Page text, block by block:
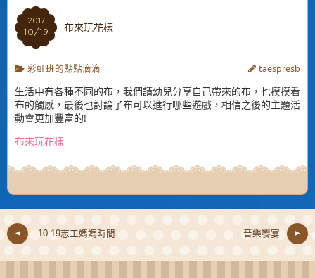
2017
10/19 布來玩花樣
彩虹班的點點滴滴 taespresb
生活中有各種不同的布，我們請幼兒分享自己帶來的布，也摸摸看
布的觸感，最後也討論了布可以進行哪些遊戲，相信之後的主題活
動會更加豐富的!
布來玩花樣
10.19志工媽媽時間 音樂饗宴